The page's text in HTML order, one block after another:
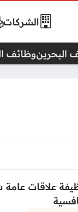
الشركات
البحرينوظائف
علاقات